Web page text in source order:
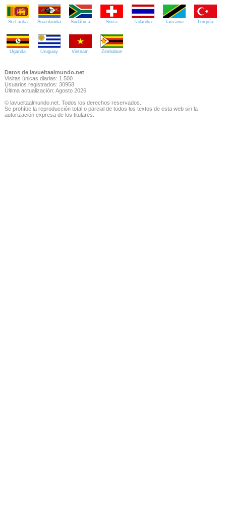
Sri Lanka Suazilandia Sudáfrica Suiza Tailandia Tanzania Turquía
Uganda Uruguay Vietnam Zimbabue
Datos de lavueltaalmundo.net
Visitas únicas diarias: 1.500
Usuarios registrados: 30958
Última actualización: Agosto 2026
© lavueltaalmundo.net. Todos los derechos reservados.
Se prohíbe la reproducción total o parcial de todos los textos de esta web sin la
autorización expresa de los titulares.